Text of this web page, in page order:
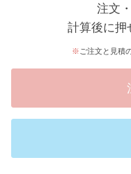
注文
計算後に押
ご注文と見積